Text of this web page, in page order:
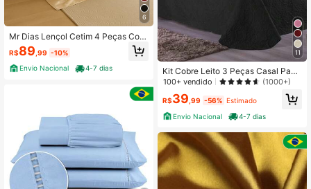
6
Mr Dias Lençol Cetim 4 Peças Com
Tecnologia Anti-Frizz Casal Padrão
Queen King Size Elasticado Bilho At
ivo
R$89 ,99 -10%
Envio Nacional
4-7 dias
11
Kit Cobre Leito 3 Peças Casal Padr
ão/Queen/King/Solteiro Matelado U
ÃO
100+ vendido (1000+)
R$39 ,99 -56% Estimado
Envio Nacional
4-7 dias